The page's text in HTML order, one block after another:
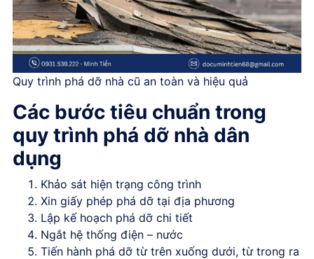
Quy trình phá dỡ nhà cũ an toàn và hiệu quả
Các bước tiêu chuẩn trong
quy trình phá dỡ nhà dân
dụng
Khảo sát hiện trạng công trình
Xin giấy phép phá dỡ tại địa phương
Lập kế hoạch phá dỡ chi tiết
Ngắt hệ thống điện – nước
Tiến hành phá dỡ từ trên xuống dưới, từ trong ra